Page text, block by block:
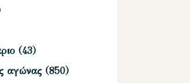
(43)
αγώνας (850)